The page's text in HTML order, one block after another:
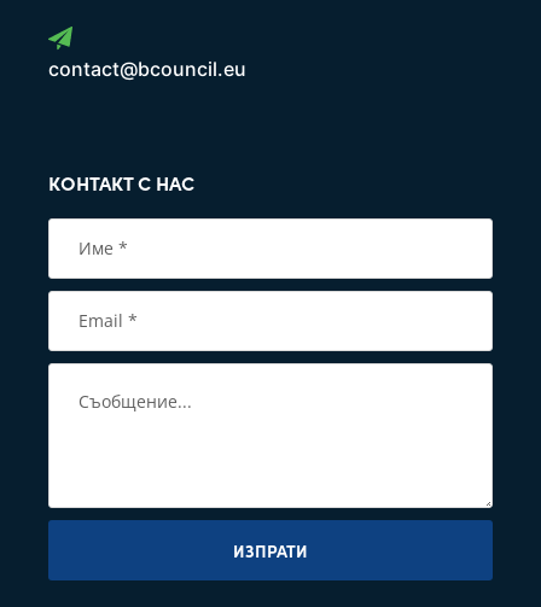
contact@bcouncil.eu
КОНТАКТ С НАС
ИЗПРАТИ